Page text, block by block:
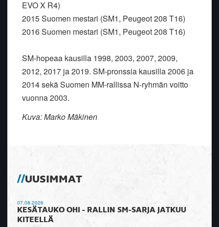
EVO X R4)
2015 Suomen mestari (SM1, Peugeot 208 T16)
2016 Suomen mestari (SM1, Peugeot 208 T16)
SM-hopeaa kausilla 1998, 2003, 2007, 2009,
2012, 2017 ja 2019. SM-pronssia kausilla 2006 ja
2014 sekä Suomen MM-rallissa N-ryhmän voitto
vuonna 2003.
Kuva: Marko Mäkinen
UUSIMMAT
07.08.2026
KESÄTAUKO OHI - RALLIN SM-SARJA JATKUU
KITEELLÄ